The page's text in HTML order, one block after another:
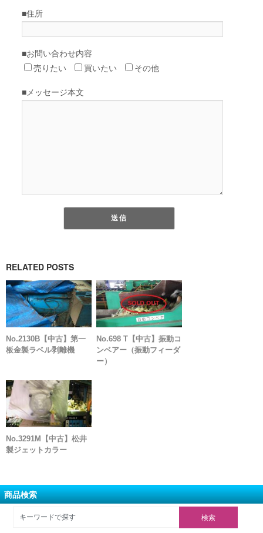
RELATED POSTS
No.2130B【中古】第一
板金製ラベル剥離機
No.698 T【中古】振動コ
ンベアー（振動フィーダ
ー）
No.3291M【中古】松井
製ジェットカラー
商品検索